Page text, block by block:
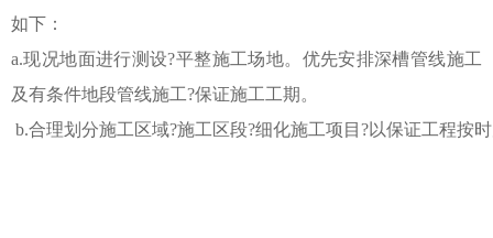
如下：
a.现况地面进行测设?平整施工场地。优先安排深槽管线施工
及有条件地段管线施工?保证施工工期。
b.合理划分施工区域?施工区段?细化施工项目?以保证工程按